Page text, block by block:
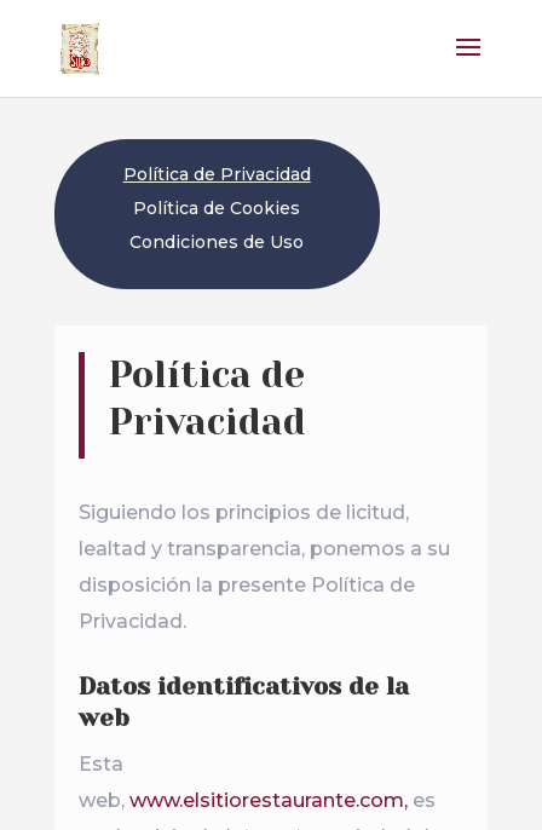
Política de Privacidad
Política de Cookies
Condiciones de Uso
Política de
Privacidad
Siguiendo los principios de licitud,
lealtad y transparencia, ponemos a su
disposición la presente Política de
Privacidad.
Datos identificativos de la
web
Esta
web, www.elsitiorestaurante.com,es